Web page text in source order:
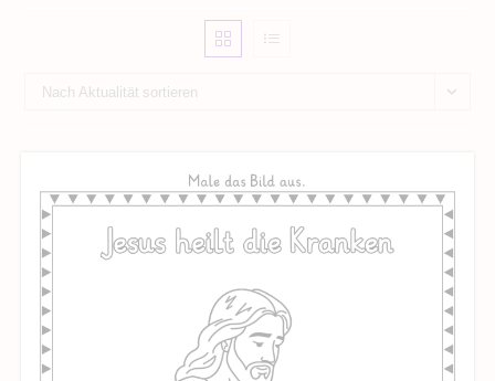
Nach Aktualität sortieren